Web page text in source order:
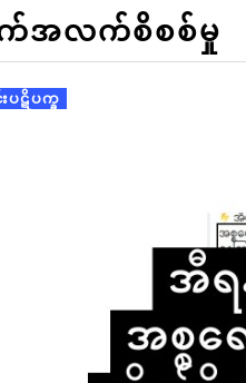
က်အလက်စိစစ်မှု
ပဋိပက္ခ